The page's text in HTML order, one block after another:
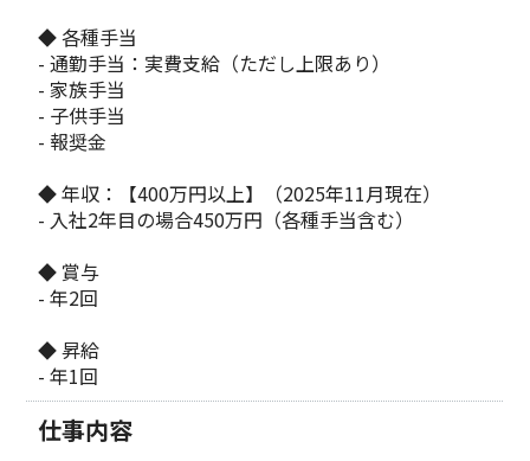
◆ 各種手当
- 通勤手当：実費支給（ただし上限あり）
- 家族手当
- 子供手当
- 報奨金
◆ 年収：【400万円以上】（2025年11月現在）
- 入社2年目の場合450万円（各種手当含む）
◆ 賞与
- 年2回
◆ 昇給
- 年1回
仕事内容